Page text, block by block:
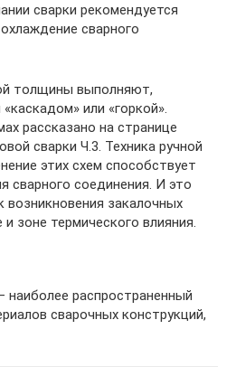
сварки рекомендуется
сварного
толщины выполняют,
или «горкой».
рассказано на странице
сварки Ч.3. Техника ручной
этих схем способствует
сварного соединения. И это
возникновения закалочных
зоне термического влияния.
наиболее распространенный
сварочных конструкций,